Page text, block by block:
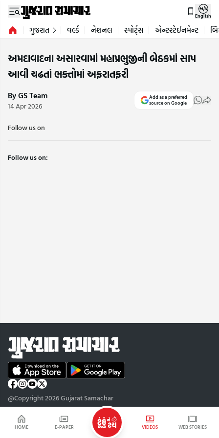
HOME E-PAPER VIDEOS WEB STORIES
English
ગુજરાત વર્લ્ડ નેશનલ સ્પોર્ટ્સ એન્ટરટેઈનમેન્ટ
અમદાવાદના અસારવામાં મહાપ્રભુજીની બેઠકમાં સાપ
આવી ચઢતાં ભક્તોમાં અફરાતફરી
By GS Team
14 Apr 2026
Add as a preferred
source on Google
Follow us on
Follow us on:
@Copyright 2026 Gujarat Samachar